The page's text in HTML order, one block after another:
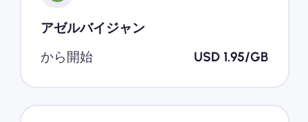
アゼルバイジャン
から開始
USD 1.95/GB